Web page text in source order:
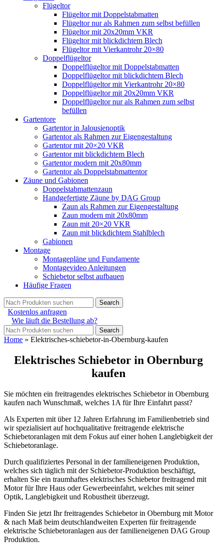
Flügeltor
Flügeltor mit Doppelstabmatten
Flügeltor nur als Rahmen zum selbst befüllen
Flügeltor mit 20x20mm VKR
Flügeltor mit blickdichtem Blech
Flügeltor mit Vierkantrohr 20×80
Doppelflügeltor
Doppelflügeltor mit Doppelstabmatten
Doppelflügeltor mit blickdichtem Blech
Doppelflügeltor mit Vierkantrohr 20×80
Doppelflügeltor mit 20x20mm VKR
Doppelflügeltor nur als Rahmen zum selbst
befüllen
Gartentore
Gartentor in Jalousienoptik
Gartentor als Rahmen zur Eigengestaltung
Gartentor mit 20×20 VKR
Gartentor mit blickdichtem Blech
Gartentor modern mit 20x80mm
Gartentor als Doppelstabmattentor
Zäune und Gabionen
Doppelstabmattenzaun
Handgefertigte Zäune by DAG Group
Zaun als Rahmen zur Eigengestaltung
Zaun modern mit 20x80mm
Zaun mit 20×20 VKR
Zaun mit blickdichtem Stahlblech
Gabionen
Montage
Montagepläne und Fundamente
Montagevideo Anleitungen
Schiebetor selbst aufbauen
Häufige Fragen
Search
Kostenlos anfragen
Wie läuft die Bestellung ab?
Search
Home » Elektrisches-schiebetor-in-Obernburg-kaufen
Elektrisches Schiebetor in Obernburg
kaufen
Sie möchten ein freitragendes elektrisches Schiebetor in Obernburg
kaufen nach Wunschmaß, welches 1A für Ihre Einfahrt passt?
Als Experten mit über 12 Jahren Erfahrung im Familienbetrieb sind
wir spezialisiert auf hochqualitative freitragende elektrische
Schiebetoranlagen mit dem Fokus auf einer hohen Langlebigkeit der
Schiebetoranlage.
Durch qualifiziertes Personal in der familieneigenen Produktion,
welches sich täglich mit der Schiebetor-Produktion beschäftigt,
erhalten Sie ein traumhaftes elektrisches Schiebetor freitragend mit
Motor für Ihre Haus oder Gewerbeeinfahrt, welches mit seiner
Optik, Langlebigkeit und Robustheit überzeugt.
Finden Sie jetzt Ihr freitragendes Schiebetor in Obernburg mit Motor
& nach Maß beim deutschlandweiten Experten für freitragende
elektrische Schiebetoranlagen aus der familieneigenen DAG Group
Produktion.